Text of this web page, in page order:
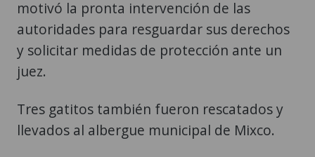
motivó la pronta intervención de las
autoridades para resguardar sus derechos
y solicitar medidas de protección ante un
juez.
Tres gatitos también fueron rescatados y
llevados al albergue municipal de Mixco.